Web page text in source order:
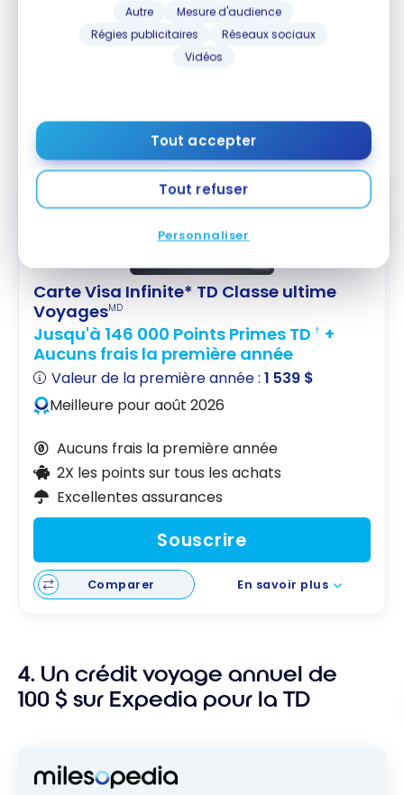
Autre
Mesure d'audience
Régies publicitaires
Réseaux sociaux
Vidéos
Tout accepter
Tout refuser
Personnaliser
Primes TD vaut 0,5 cent selon la
valorisation de Milesopedia. Par conséquent
retour sur vos dépenses quotidiennes varie entre
argent
EN VEDETTE
Carte Visa Infinite* TD Classe ultime
VoyagesMD
Jusqu'à 146 000 Points Primes TD † +
Aucuns frais la première année
Valeur de la première année :1 539 $
Meilleure pour août 2026
Aucuns frais la première année
2X les points sur tous les achats
Excellentes assurances
Souscrire
Comparer En savoir plus
4. Un crédit voyage annuel de
100 $ sur Expedia pour la TD